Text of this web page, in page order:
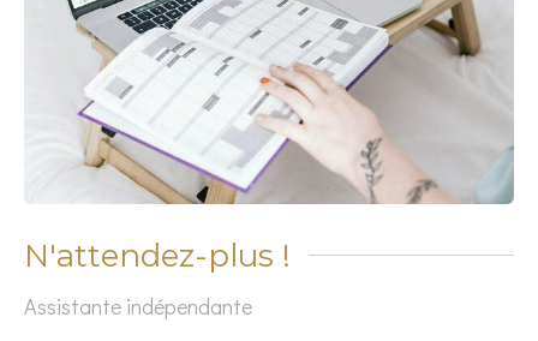
N'attendez-plus !
Assistante indépendante